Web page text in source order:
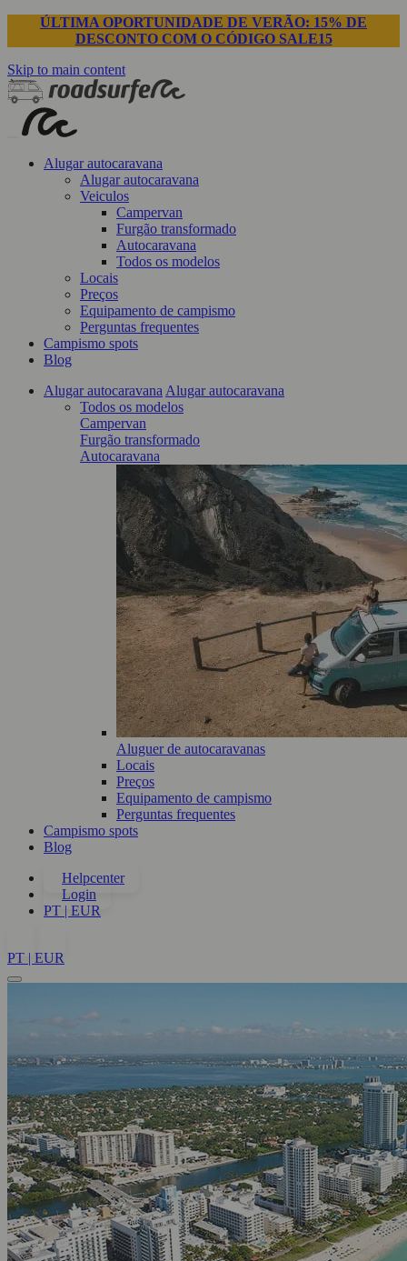
ÚLTIMA OPORTUNIDADE DE VERÃO: 15% DE
DESCONTO COM O CÓDIGO SALE15
Skip to main content
Alugar autocaravana
Alugar autocaravana
Veiculos
Campervan
Furgão transformado
Autocaravana
Todos os modelos
Locais
Preços
Equipamento de campismo
Perguntas frequentes
Campismo spots
Blog
Alugar autocaravana Alugar autocaravana
Todos os modelos
Campervan
Furgão transformado
Autocaravana
Aluguer de autocaravanas
Locais
Preços
Equipamento de campismo
Perguntas frequentes
Campismo spots
Blog
Helpcenter
Login
PT | EUR
PT | EUR